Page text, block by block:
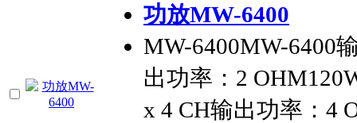
功放MW-6400
MW-6400MW-6400
出功率：2
x 4 CH输出功率：4